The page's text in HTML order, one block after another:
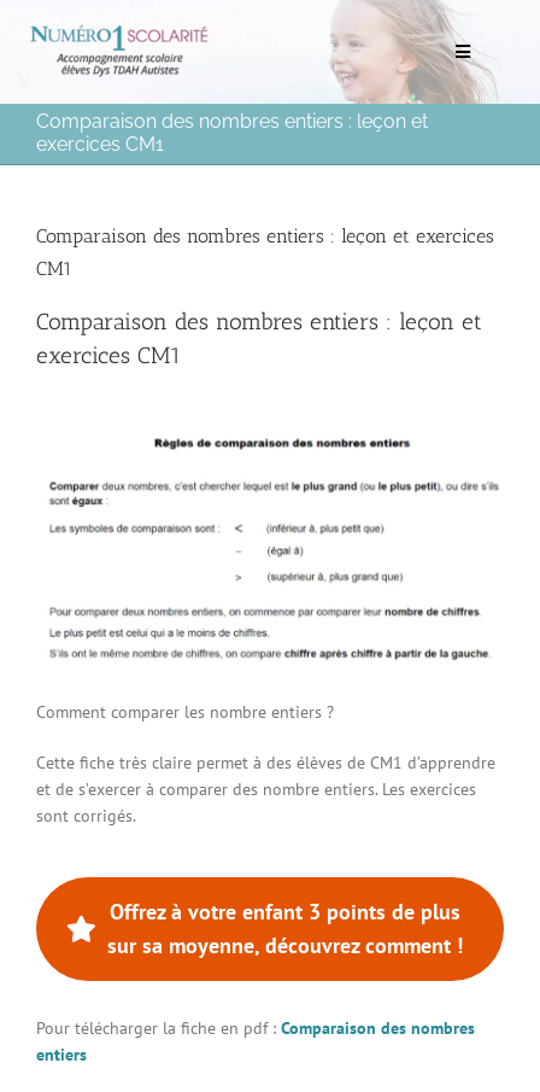
contenu
Toggle
Navigation
Rechercher:
Soutien scolaire à domicile
Mentorat scolaire
Ressources pédagogiques
Médias
Comparaison des nombres entiers : leçon et
exercices CM1
Comparaison des nombres entiers : leçon et exercices
CM1
Comparaison des nombres entiers : leçon et
exercices CM1
Comment comparer les nombre entiers ?
Cette fiche très claire permet à des élèves de CM1 d’apprendre
et de s’exercer à comparer des nombre entiers. Les exercices
sont corrigés.
Offrez à votre enfant 3 points de plus
sur sa moyenne, découvrez comment !
Pour télécharger la fiche en pdf : Comparaison des nombres
entiers